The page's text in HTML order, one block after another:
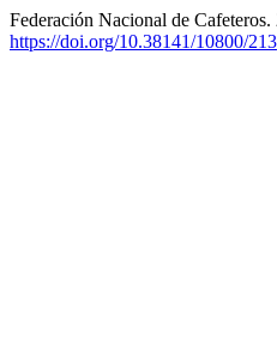
Federación Nacional de
https://doi.org/10.38141/10800/213